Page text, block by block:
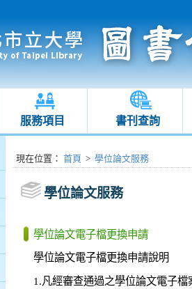
服務項目 書刊查詢
:::現在位置 ： 首頁 > 學位論文服務
學位論文服務
學位論文電子檔更換申請
學位論文電子檔更換申請說明
1.凡經審查通過之學位論文電子